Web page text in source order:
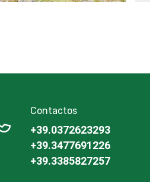
Contactos
+39.0372623293
+39.3477691226
+39.3385827257